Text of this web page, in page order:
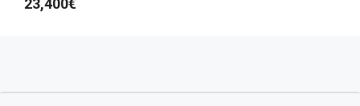
23,400€